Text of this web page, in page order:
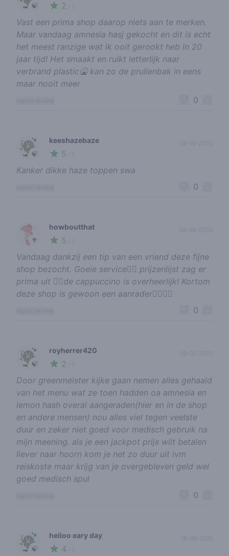
🍃 2
Vast een prima shop daarop niets aan te merken.
Maar vandaag amnesia hasj gekocht en dit is echt
het meest ranzige wat ik ooit gerookt heb in 20
jaar tijd! Het smaakt en ruikt letterlijk naar
verbrand plastic🤮 kan zo de prullenbak in eens
maar nooit meer
0
🍃
keeshazebaze
5
Kanker dikke haze toppen swa
0
🥦
howboutthat
5
Vandaag dankzij een tip van een vriend deze fijne
shop bezocht. Goeie service👍🏼 prijzenlijst zag er
prima uit 👍🏼de cappuccino is overheerlijk! Kortom
deze shop is gewoon een aanrader👍🏼👍🏼
0
🍃
royherrer420
2
Door greenmeister kijke gaan nemen alles gehaald
van het menu wat ze toen hadden oa amnesia en
lemon hash overal aangeraden(hier en in de shop
en andere mensen) nou alles viel tegen veelste
duur en zeker niet goed voor medisch gebruik na
mijn meening. als je een jackpot prijs wilt betalen
liever naar hoorn kom je net zo duur uit ivm
reiskoste maar krijg van je overgebleven geld wel
goed medisch spul
0
🍃
heiloo eary day
4